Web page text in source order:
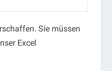
Sie müssen
Excel